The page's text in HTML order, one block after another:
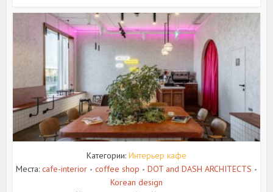
Категории: Интерьер кафе
Места: cafe-interior • coffee shop • DOT and DASH ARCHITECTS •
Korean design